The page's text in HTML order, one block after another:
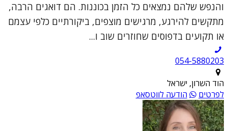
והנפש שלהם נמצאים כל הזמן בכוננות. הם דואגים הרבה,
מתקשים להירגע, מרגישים מוצפים, ביקורתיים כלפי עצמם
או תקועים בדפוסים שחוזרים שוב ו...
054-5880203
הוד השרון, ישראל
לפרטים
הודעה לווטסאפ